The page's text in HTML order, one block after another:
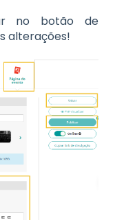
no botão de
alterações!